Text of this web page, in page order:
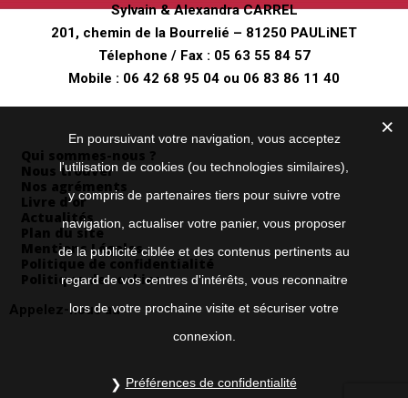
Sylvain & Alexandra CARREL
201, chemin de la Bourrelié – 81250 PAULiNET
Télephone / Fax : 05 63 55 84 57
Mobile : 06 42 68 95 04 ou 06 83 86 11 40
Informations
Qui sommes-nous ?
Nous trouver
Nos agréments
Livre d’or
Actualités
Plan du site
Mentions Légales
Politique de confidentialité
Politique de cookies
Appelez-nous au
En poursuivant votre navigation, vous acceptez
l'utilisation de cookies (ou technologies similaires),
y compris de partenaires tiers pour suivre votre
navigation, actualiser votre panier, vous proposer
de la publicité ciblée et des contenus pertinents au
regard de vos centres d'intérêts, vous reconnaitre
lors de votre prochaine visite et sécuriser votre
connexion.
Préférences de confidentialité